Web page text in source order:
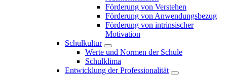
Förderung von Verstehen
Förderung von Anwendungsbezug
Förderung von intrinsischer
Motivation
Schulkultur
Werte und Normen der Schule
Schulklima
Entwicklung der Professionalität